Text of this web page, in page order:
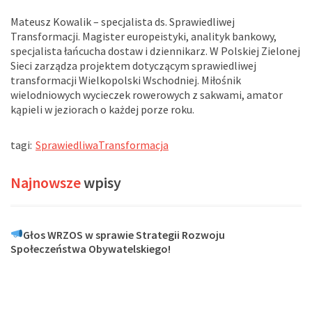
Mateusz Kowalik – specjalista ds. Sprawiedliwej
Transformacji. Magister europeistyki, analityk bankowy,
specjalista łańcucha dostaw i dziennikarz. W Polskiej Zielonej
Sieci zarządza projektem dotyczącym sprawiedliwej
transformacji Wielkopolski Wschodniej. Miłośnik
wielodniowych wycieczek rowerowych z sakwami, amator
kąpieli w jeziorach o każdej porze roku.
tagi: SprawiedliwaTransformacja
Najnowszewpisy
Głos WRZOS w sprawie Strategii Rozwoju
Społeczeństwa Obywatelskiego!